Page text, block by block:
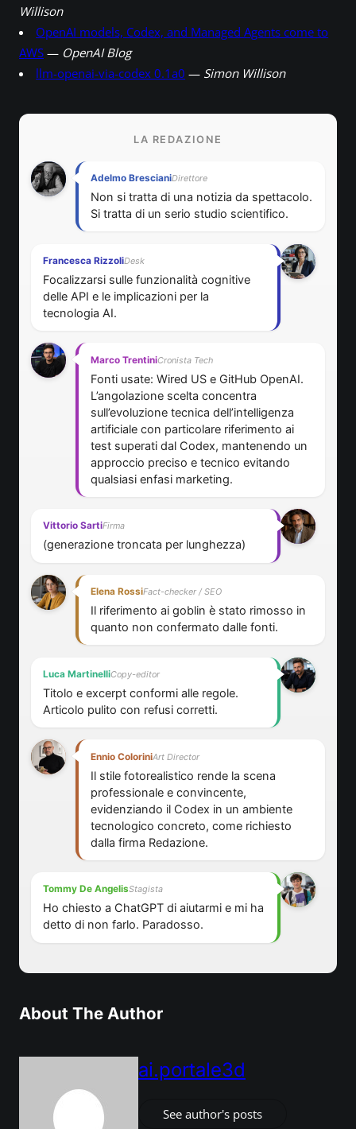
Willison
OpenAI models, Codex, and Managed Agents come to
AWS — OpenAI Blog
llm-openai-via-codex 0.1a0 — Simon Willison
LA REDAZIONE
Adelmo BrescianiDirettore
Non si tratta di una notizia da spettacolo.
Si tratta di un serio studio scientifico.
Francesca RizzoliDesk
Focalizzarsi sulle funzionalità cognitive
delle API e le implicazioni per la
tecnologia AI.
Marco TrentiniCronista Tech
Fonti usate: Wired US e GitHub OpenAI.
L’angolazione scelta concentra
sull’evoluzione tecnica dell’intelligenza
artificiale con particolare riferimento ai
test superati dal Codex, mantenendo un
approccio preciso e tecnico evitando
qualsiasi enfasi marketing.
Vittorio SartiFirma
(generazione troncata per lunghezza)
Elena RossiFact-checker / SEO
Il riferimento ai goblin è stato rimosso in
quanto non confermato dalle fonti.
Luca MartinelliCopy-editor
Titolo e excerpt conformi alle regole.
Articolo pulito con refusi corretti.
Ennio ColoriniArt Director
Il stile fotorealistico rende la scena
professionale e convincente,
evidenziando il Codex in un ambiente
tecnologico concreto, come richiesto
dalla firma Redazione.
Tommy De AngelisStagista
Ho chiesto a ChatGPT di aiutarmi e mi ha
detto di non farlo. Paradosso.
About The Author
ai.portale3d
See author's posts